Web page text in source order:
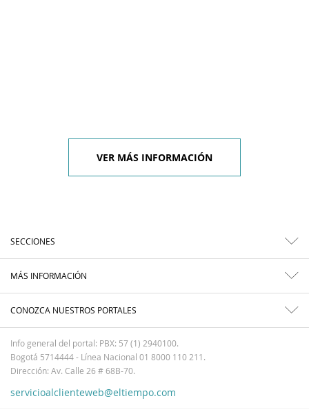
VER MÁS INFORMACIÓN
SECCIONES
MÁS INFORMACIÓN
CONOZCA NUESTROS PORTALES
Info general del portal: PBX: 57 (1) 2940100.
Bogotá 5714444 - Línea Nacional 01 8000 110 211.
Dirección: Av. Calle 26 # 68B-70.
servicioalclienteweb@eltiempo.com